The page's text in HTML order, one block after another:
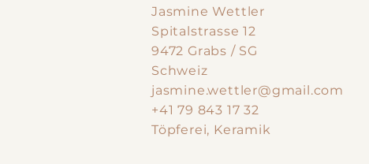
Jasmine Wettler
Spitalstrasse 12
9472 Grabs / SG
Schweiz
jasmine.wettler@gmail.com
+41 79 843 17 32
Töpferei, Keramik